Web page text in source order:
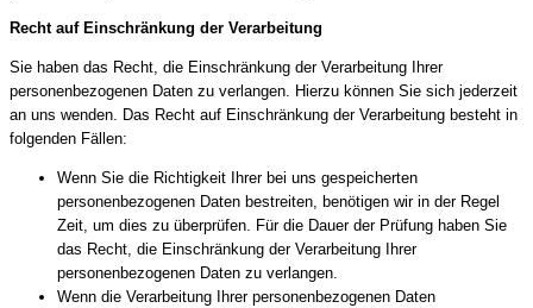
Recht auf Einschränkung der Verarbeitung
Sie haben das Recht, die Einschränkung der Verarbeitung Ihrer
personenbezogenen Daten zu verlangen. Hierzu können Sie sich jederzeit
an uns wenden. Das Recht auf Einschränkung der Verarbeitung besteht in
folgenden Fällen:
Wenn Sie die Richtigkeit Ihrer bei uns gespeicherten
personenbezogenen Daten bestreiten, benötigen wir in der Regel
Zeit, um dies zu überprüfen. Für die Dauer der Prüfung haben Sie
das Recht, die Einschränkung der Verarbeitung Ihrer
personenbezogenen Daten zu verlangen.
Wenn die Verarbeitung Ihrer personenbezogenen Daten